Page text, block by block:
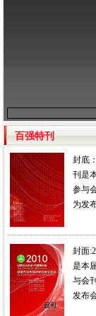
百强特刊
封底
刊是
参与
为发
封面
是本
与会
发布